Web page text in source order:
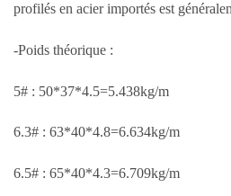
profilés en acier importés est
-Poids théorique :
5# : 50*37*4.5=5.438kg/m
6.3# : 63*40*4.8=6.634kg/m
6.5# : 65*40*4.3=6.709kg/m